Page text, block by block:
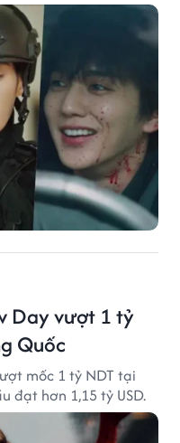
Day vượt 1 tỷ
Quốc
mốc 1 tỷ NDT tại
đạt hơn 1,15 tỷ USD.